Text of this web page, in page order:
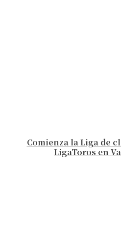
Comienza la Liga de
LigaToros en